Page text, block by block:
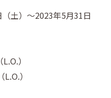
土）～2023年5月31日
）
）